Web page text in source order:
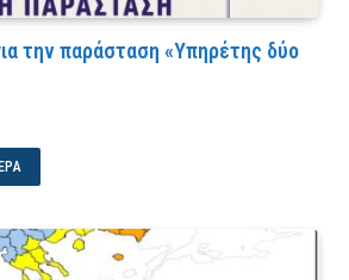
την παράσταση «Υπηρέτης δύο